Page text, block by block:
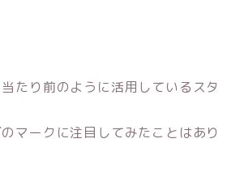
たり前のように活用しているスタ
マークに注目してみたことはあり